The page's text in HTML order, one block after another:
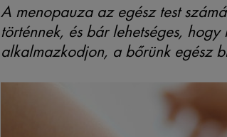
A menopauza az egész test
történnek, és bár lehetséges,
alkalmazkodjon, a bőrünk egész